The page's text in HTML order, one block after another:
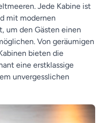
Jede Kabine ist
mit modernen
um den Gästen einen
Von geräumigen
bieten die
eine erstklassige
unvergesslichen